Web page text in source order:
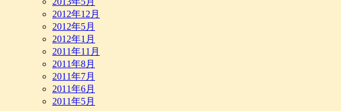
2012年12月
2012年5月
2012年1月
2011年11月
2011年8月
2011年7月
2011年6月
2011年5月